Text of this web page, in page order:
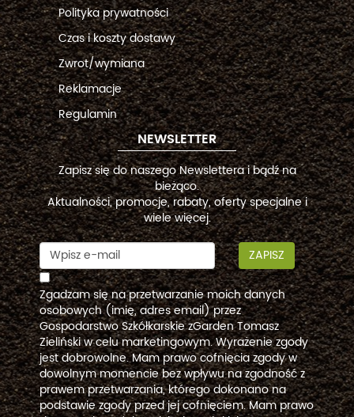
Polityka prywatności
Czas i koszty dostawy
Zwrot/wymiana
Reklamacje
Regulamin
NEWSLETTER
Zapisz się do naszego Newslettera i bądź na
bieżąco.
Aktualności, promocje, rabaty, oferty specjalne i
wiele więcej.
ZAPISZ
Zgadzam się na przetwarzanie moich danych
osobowych (imię, adres email) przez
Gospodarstwo Szkółkarskie zGarden Tomasz
Zieliński w celu marketingowym. Wyrażenie zgody
jest dobrowolne. Mam prawo cofnięcia zgody w
dowolnym momencie bez wpływu na zgodność z
prawem przetwarzania, którego dokonano na
podstawie zgody przed jej cofnięciem. Mam prawo